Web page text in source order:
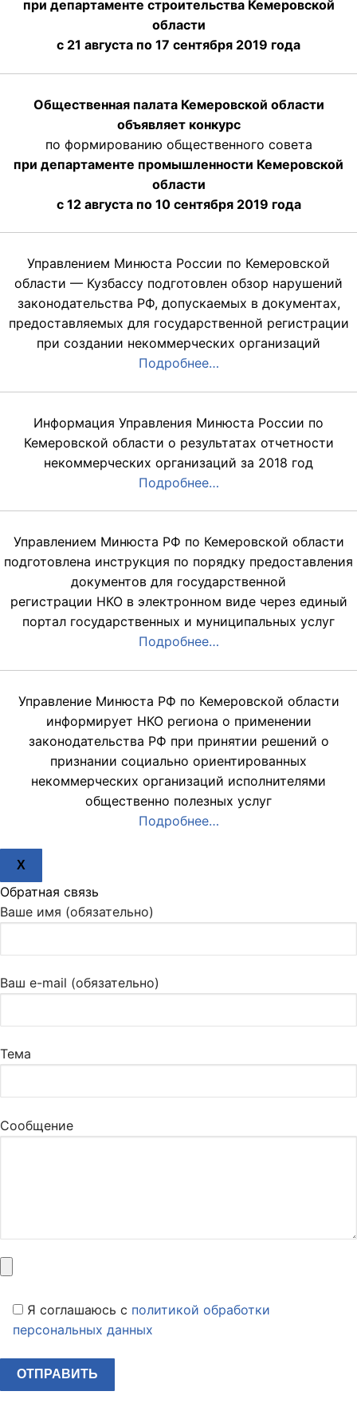
при департаменте строительства Кемеровской
области
с 21 августа по 17 сентября 2019 года
Общественная палата Кемеровской области
объявляет конкурс
по формированию общественного совета
при департаменте промышленности Кемеровской
области
с 12 августа по 10 сентября 2019 года
Управлением Минюста России по Кемеровской
области — Кузбассу подготовлен обзор нарушений
законодательства РФ, допускаемых в документах,
предоставляемых для государственной регистрации
при создании некоммерческих организаций
Подробнее…
Информация Управления Минюста России по
Кемеровской области о результатах отчетности
некоммерческих организаций за 2018 год
Подробнее…
Управлением Минюста РФ по Кемеровской области
подготовлена инструкция по порядку предоставления
документов для государственной
регистрации НКО в электронном виде через единый
портал государственных и муниципальных услуг
Подробнее…
Управление Минюста РФ по Кемеровской области
информирует НКО региона о применении
законодательства РФ при принятии решений о
признании социально ориентированных
некоммерческих организаций исполнителями
общественно полезных услуг
Подробнее…
X
Обратная связь
Ваше имя (обязательно)
Ваш e-mail (обязательно)
Тема
Сообщение
Я соглашаюсь c политикой обработки
персональных данных